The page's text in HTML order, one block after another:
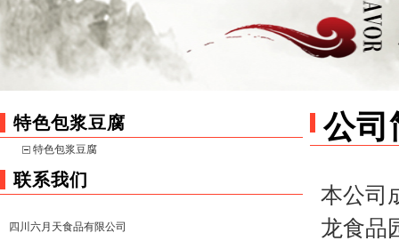
特色包浆豆腐
特色包浆豆腐
联系我们
四川六月天食品有限公司
公司
本公司
龙食品